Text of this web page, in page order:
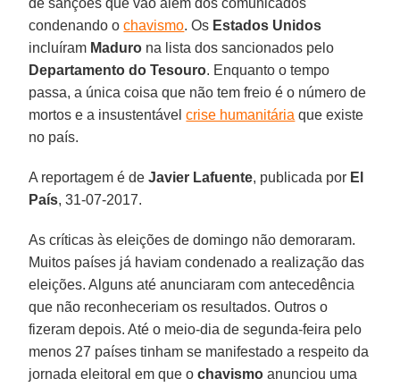
condenando ochavismo. Os Estados Unidos
incluíram Maduro na lista dos sancionados pelo
Departamento do Tesouro. Enquanto o tempo
passa, a única coisa que não tem freio é o número de
mortos e a insustentávelcrise humanitária que existe
no país.
A reportagem é deJavier Lafuente, publicada por El
País, 31-07-2017.
As críticas às eleições de domingo não demoraram.
Muitos países já haviam condenado a realização das
eleições. Alguns até anunciaram com antecedência
que não reconheceriam os resultados. Outros o
fizeram depois. Até o meio-dia de segunda-feira pelo
menos 27 países tinham se manifestado a respeito da
jornada eleitoral em que ochavismo anunciou uma